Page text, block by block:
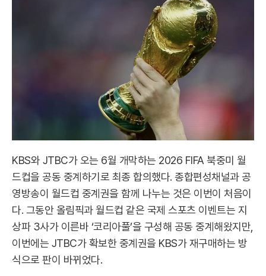
KBS와 JTBC가 오는 6월 개막하는 2026 FIFA 북중미 월
드컵을 공동 중계하기로 최종 합의했다. 종합편성채널과 공
영방송이 월드컵 중계권을 함께 나누는 것은 이번이 처음이
다. 그동안 올림픽과 월드컵 같은 국제 스포츠 이벤트는 지
상파 3사가 이른바 ‘코리아풀’을 구성해 공동 중계해왔지만,
이번에는 JTBC가 확보한 중계권을 KBS가 재구매하는 방
식으로 판이 바뀌었다.